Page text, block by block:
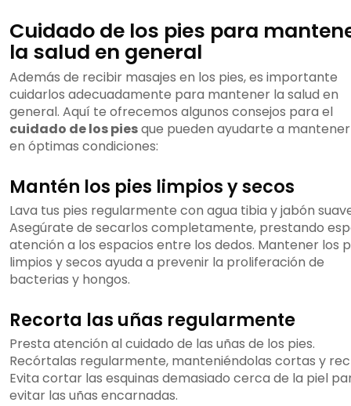
Cuidado de los pies para
la salud en general
Además de recibir masajes en los pies, es importante
cuidarlos adecuadamente para mantener la salud en
general. Aquí te ofrecemos algunos consejos para el
cuidado de los piesque pueden ayudarte a
en óptimas condiciones:
Mantén los pies limpios y secos
Lava tus pies regularmente con agua tibia y jabón
Asegúrate de secarlos completamente, prestando
atención a los espacios entre los dedos. Mantener los
limpios y secos ayuda a prevenir la proliferación de
bacterias y hongos.
Recorta las uñas regularmente
Presta atención al cuidado de las uñas de los pies.
Recórtalas regularmente, manteniéndolas cortas y
Evita cortar las esquinas demasiado cerca de la piel
evitar las uñas encarnadas.